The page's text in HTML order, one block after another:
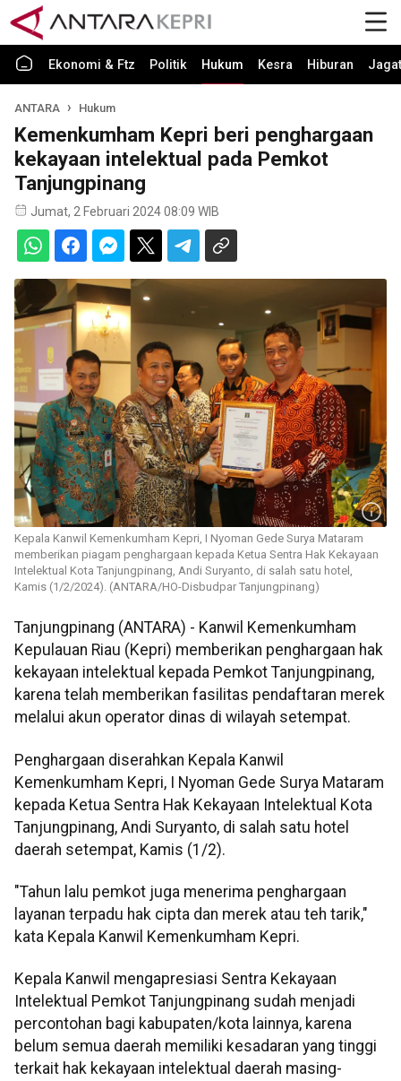
Ekonomi & Ftz Politik Hukum Kesra Hiburan Jagat
ANTARA Hukum
Kemenkumham Kepri beri penghargaan
kekayaan intelektual pada Pemkot
Tanjungpinang
Jumat, 2 Februari 2024 08:09 WIB
Kepala Kanwil Kemenkumham Kepri, I Nyoman Gede Surya Mataram
memberikan piagam penghargaan kepada Ketua Sentra Hak Kekayaan
Intelektual Kota Tanjungpinang, Andi Suryanto, di salah satu hotel,
Kamis (1/2/2024). (ANTARA/HO-Disbudpar Tanjungpinang)
Tanjungpinang (ANTARA) - Kanwil Kemenkumham
Kepulauan Riau (Kepri) memberikan penghargaan hak
kekayaan intelektual kepada Pemkot Tanjungpinang,
karena telah memberikan fasilitas pendaftaran merek
melalui akun operator dinas di wilayah setempat.
Penghargaan diserahkan Kepala Kanwil
Kemenkumham Kepri, I Nyoman Gede Surya Mataram
kepada Ketua Sentra Hak Kekayaan Intelektual Kota
Tanjungpinang, Andi Suryanto, di salah satu hotel
daerah setempat, Kamis (1/2).
"Tahun lalu pemkot juga menerima penghargaan
layanan terpadu hak cipta dan merek atau teh tarik,"
kata Kepala Kanwil Kemenkumham Kepri.
Kepala Kanwil mengapresiasi Sentra Kekayaan
Intelektual Pemkot Tanjungpinang sudah menjadi
percontohan bagi kabupaten/kota lainnya, karena
belum semua daerah memiliki kesadaran yang tinggi
terkait hak kekayaan intelektual daerah masing-